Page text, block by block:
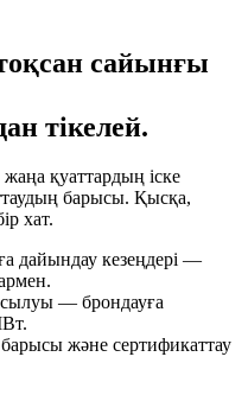
сайынғы
тікелей.
қуаттардың іске
барысы. Қысқа,
хат.
дайындау кезеңдері —
— брондауға
және сертификаттау